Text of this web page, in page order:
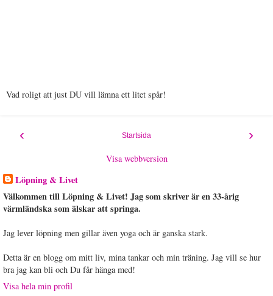
Vad roligt att just DU vill lämna ett litet spår!
‹ ›
Startsida
Visa webbversion
Löpning & Livet
Välkommen till Löpning & Livet! Jag som skriver är en 33-årig
värmländska som älskar att springa.
Jag lever löpning men gillar även yoga och är ganska stark.
Detta är en blogg om mitt liv, mina tankar och min träning. Jag vill se hur
bra jag kan bli och Du får hänga med!
Visa hela min profil